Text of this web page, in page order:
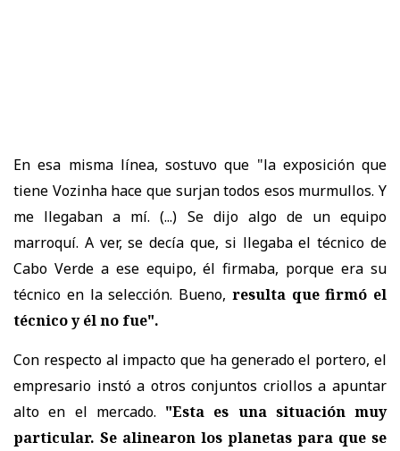
En esa misma línea, sostuvo que "la exposición que
tiene Vozinha hace que surjan todos esos murmullos. Y
me llegaban a mí. (...) Se dijo algo de un equipo
marroquí. A ver, se decía que, si llegaba el técnico de
Cabo Verde a ese equipo, él firmaba, porque era su
técnico en la selección. Bueno, resulta que firmó el
técnico y él no fue".
Con respecto al impacto que ha generado el portero, el
empresario instó a otros conjuntos criollos a apuntar
alto en el mercado. "Esta es una situación muy
particular. Se alinearon los planetas para que se